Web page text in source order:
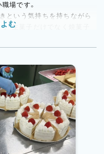
場です。
という気持ちを持ちながら
「生菓子だけでなく焼菓子
みたい方にもぴったりで